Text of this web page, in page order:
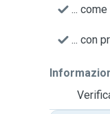
...
... con